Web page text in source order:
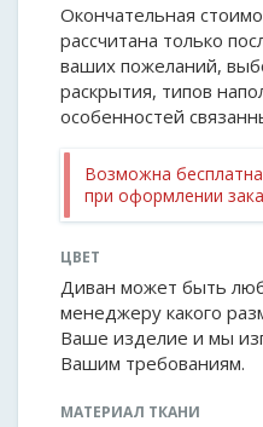
Окончательная
рассчитана только
ваших пожеланий,
раскрытия, типов
особенностей
Возможна
при оформлении
ЦВЕТ
Диван может быть
менеджеру какого
Ваше изделие и мы
Вашим требованиям.
МАТЕРИАЛ ТКАНИ